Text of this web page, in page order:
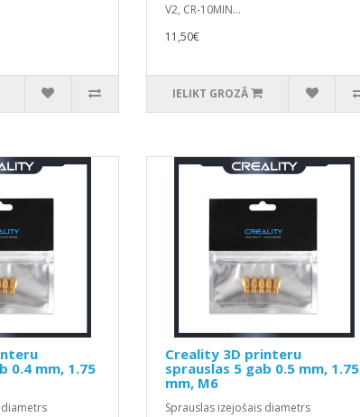
V2, CR-10MIN...
11,50€
IELIKT GROZĀ
0.4 mm, 1.75
Creality 3D printeru
sprauslas 5 gab 0.5 mm, 1.75
mm, M6
Sprauslas izejošais diametrs